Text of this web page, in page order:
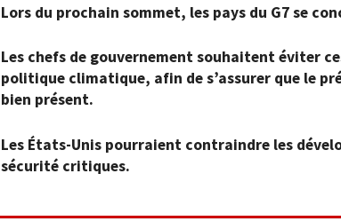
Lors du prochain sommet, les pays du G7 se
Les chefs de gouvernement souhaitent éviter
politique climatique, afin de s’assurer que le
bien présent.
Les États-Unis pourraient contraindre les
sécurité critiques.